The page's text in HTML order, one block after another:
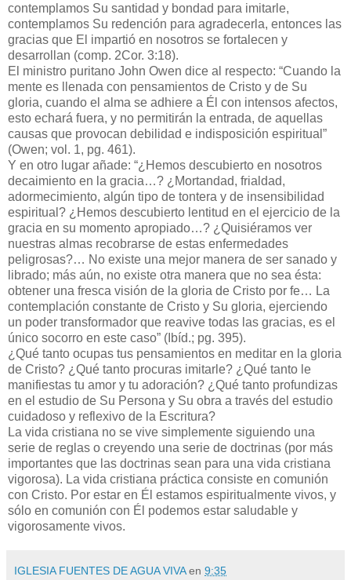
contemplamos Su santidad y bondad para imitarle,
contemplamos Su redención para agradecerla, entonces las
gracias que El impartió en nosotros se fortalecen y
desarrollan (comp. 2Cor. 3:18).
El ministro puritano John Owen dice al respecto: “Cuando la
mente es llenada con pensamientos de Cristo y de Su
gloria, cuando el alma se adhiere a Él con intensos afectos,
esto echará fuera, y no permitirán la entrada, de aquellas
causas que provocan debilidad e indisposición espiritual”
(Owen; vol. 1, pg. 461).
Y en otro lugar añade: “¿Hemos descubierto en nosotros
decaimiento en la gracia…? ¿Mortandad, frialdad,
adormecimiento, algún tipo de tontera y de insensibilidad
espiritual? ¿Hemos descubierto lentitud en el ejercicio de la
gracia en su momento apropiado…? ¿Quisiéramos ver
nuestras almas recobrarse de estas enfermedades
peligrosas?… No existe una mejor manera de ser sanado y
librado; más aún, no existe otra manera que no sea ésta:
obtener una fresca visión de la gloria de Cristo por fe… La
contemplación constante de Cristo y Su gloria, ejerciendo
un poder transformador que reavive todas las gracias, es el
único socorro en este caso” (Ibíd.; pg. 395).
¿Qué tanto ocupas tus pensamientos en meditar en la gloria
de Cristo? ¿Qué tanto procuras imitarle? ¿Qué tanto le
manifiestas tu amor y tu adoración? ¿Qué tanto profundizas
en el estudio de Su Persona y Su obra a través del estudio
cuidadoso y reflexivo de la Escritura?
La vida cristiana no se vive simplemente siguiendo una
serie de reglas o creyendo una serie de doctrinas (por más
importantes que las doctrinas sean para una vida cristiana
vigorosa). La vida cristiana práctica consiste en comunión
con Cristo. Por estar en Él estamos espiritualmente vivos, y
sólo en comunión con Él podemos estar saludable y
vigorosamente vivos.
IGLESIA FUENTES DE AGUA VIVA en 9:35